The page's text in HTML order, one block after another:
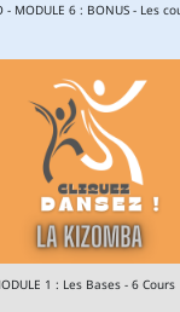
- MODULE 6 : BONUS - Les
1 : Les Bases - 6 Cours